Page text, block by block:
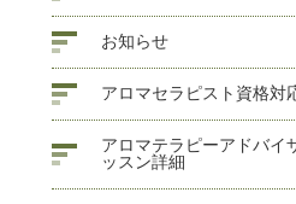
お知らせ
アロマセラピスト資格対
アロマテラピーアドバイ
ッスン詳細